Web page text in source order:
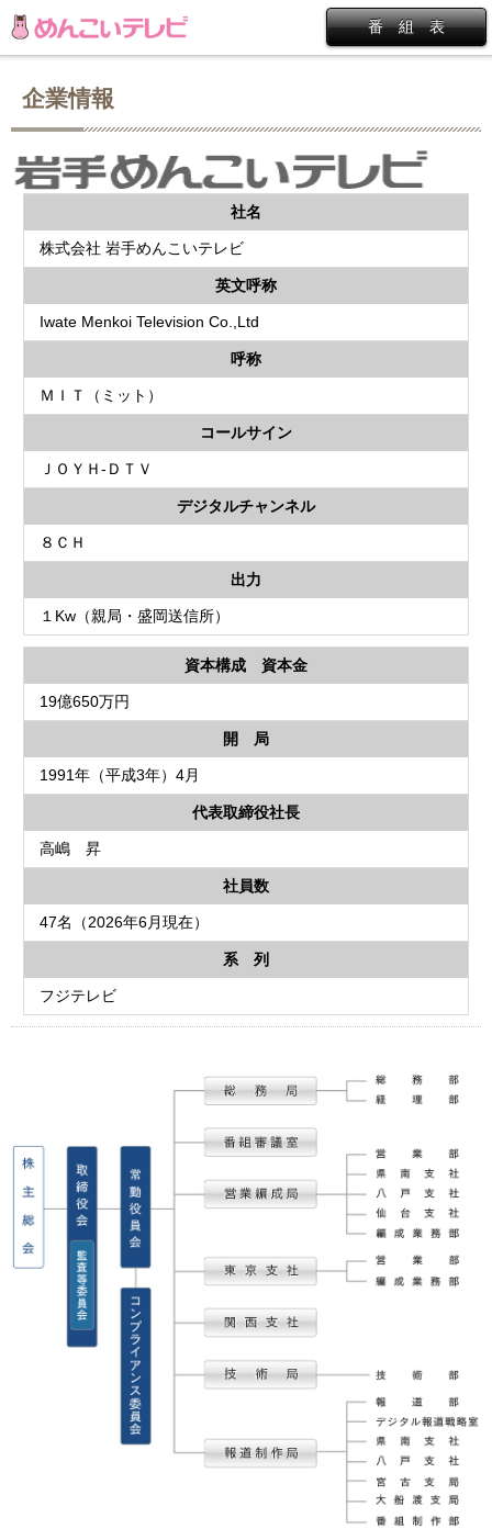
番 組 表
企業情報
社名
株式会社 岩手めんこいテレビ
英文呼称
Iwate Menkoi Television Co.,Ltd
呼称
ＭＩＴ（ミット）
コールサイン
ＪＯＹＨ-ＤＴＶ
デジタルチャンネル
８ＣＨ
出力
１Kw（親局・盛岡送信所）
資本構成 資本金
19億650万円
開 局
1991年（平成3年）4月
代表取締役社長
高嶋 昇
社員数
47名（2026年6月現在）
系 列
フジテレビ